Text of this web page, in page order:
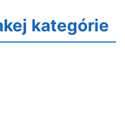
kategórie